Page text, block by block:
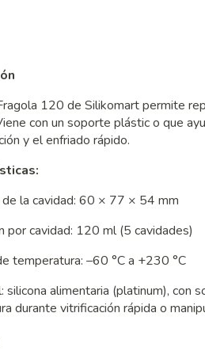
120 de Silikomart permite
con un soporte plástic o que
y el enfriado rápido.
de la cavidad: 60 × 77 × 54 mm
por cavidad: 120 ml (5 cavidades)
temperatura: –60 °C a +230 °C
silicona alimentaria (platinum), con
durante vitrificación rápida o